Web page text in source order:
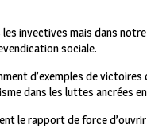
les invectives mais dans
sociale.
d’exemples de
dans les luttes ancrées
le rapport de force